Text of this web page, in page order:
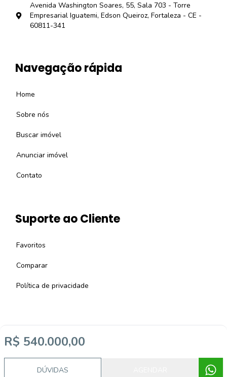
R$ 540.000,00
DÚVIDAS
Avenida Washington Soares, 55, Sala 703 - Torre
Empresarial Iguatemi, Edson Queiroz, Fortaleza - CE -
60811-341
Navegação rápida
Home
Sobre nós
Buscar imóvel
Anunciar imóvel
Contato
Suporte ao Cliente
Favoritos
Comparar
Política de privacidade
Imobiliária Certificada:
Selo de Tecnologia Loft